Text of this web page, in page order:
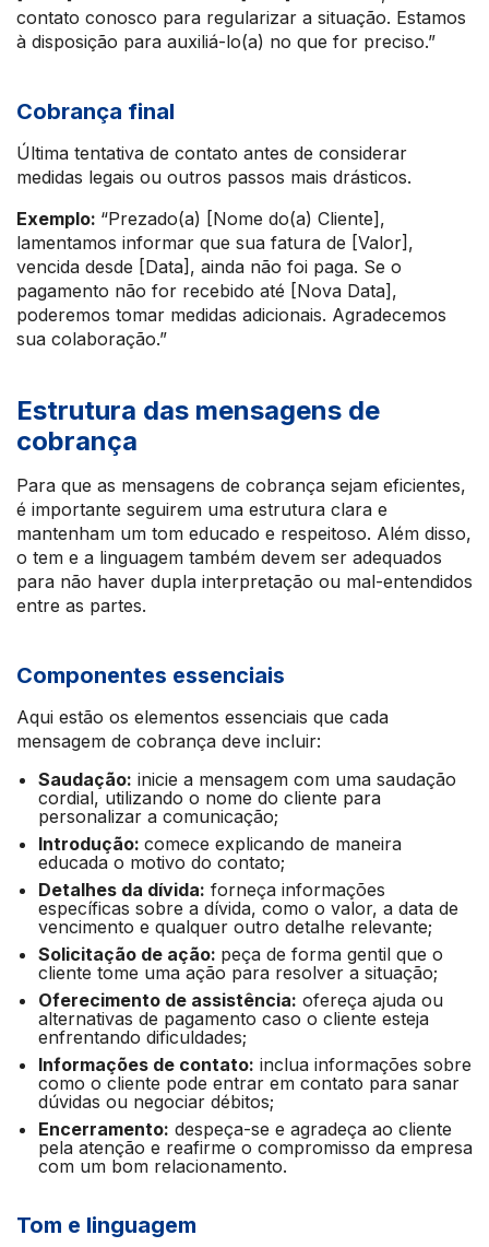
contato conosco para regularizar a situação. Estamos
à disposição para auxiliá-lo(a) no que for preciso.”
Cobrança final
Última tentativa de contato antes de considerar
medidas legais ou outros passos mais drásticos.
Exemplo: “Prezado(a) [Nome do(a) Cliente],
lamentamos informar que sua fatura de [Valor],
vencida desde [Data], ainda não foi paga. Se o
pagamento não for recebido até [Nova Data],
poderemos tomar medidas adicionais. Agradecemos
sua colaboração.”
Estrutura das mensagens de
cobrança
Para que as mensagens de cobrança sejam eficientes,
é importante seguirem uma estrutura clara e
mantenham um tom educado e respeitoso. Além disso,
o tem e a linguagem também devem ser adequados
para não haver dupla interpretação ou mal-entendidos
entre as partes.
Componentes essenciais
Aqui estão os elementos essenciais que cada
mensagem de cobrança deve incluir:
Saudação: inicie a mensagem com uma saudação
cordial, utilizando o nome do cliente para
personalizar a comunicação;
Introdução: comece explicando de maneira
educada o motivo do contato;
Detalhes da dívida: forneça informações
específicas sobre a dívida, como o valor, a data de
vencimento e qualquer outro detalhe relevante;
Solicitação de ação: peça de forma gentil que o
cliente tome uma ação para resolver a situação;
Oferecimento de assistência: ofereça ajuda ou
alternativas de pagamento caso o cliente esteja
enfrentando dificuldades;
Informações de contato: inclua informações sobre
como o cliente pode entrar em contato para sanar
dúvidas ou negociar débitos;
Encerramento: despeça-se e agradeça ao cliente
pela atenção e reafirme o compromisso da empresa
com um bom relacionamento.
Tom e linguagem